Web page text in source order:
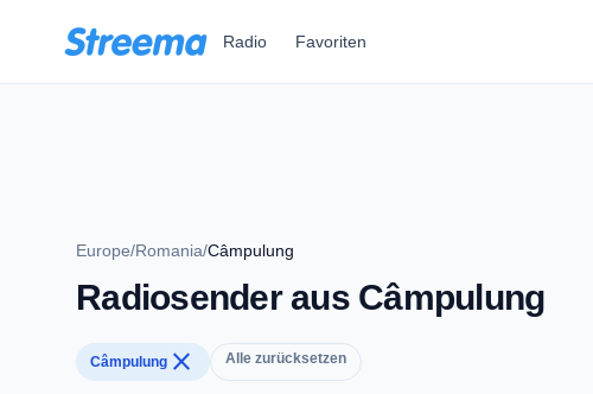
Radio Favoriten
Europe/Romania/Câmpulung
Radiosender aus Câmpulung
Câmpulung close Alle zurücksetzen